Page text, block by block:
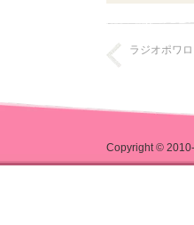
ラジオポワ
Copyright ©